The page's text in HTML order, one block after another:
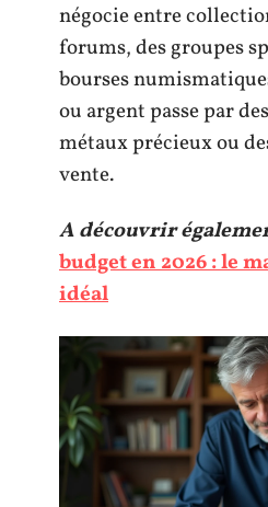
négocie entre
forums, des groupes
bourses
ou argent passe par
métaux précieux ou
vente.
A découvrir
budget en 2026 : le
idéal